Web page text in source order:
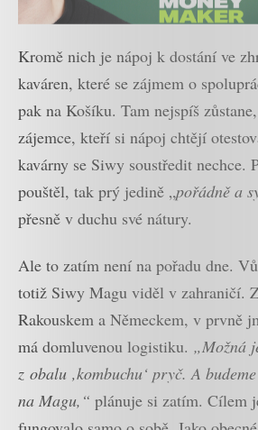
Kromě nich je nápoj k dostání ve
kaváren, které se zájmem o
pak na Košíku. Tam nejspíš
zájemce, kteří si nápoj chtějí
kavárny se Siwy soustředit nechce.
pouštěl, tak prý jedině „pořádně a
přesně v duchu své nátury.
Ale to zatím není na pořadu dne.
totiž Siwy Magu viděl v zahraničí.
Rakouskem a Německem, v prvně
má domluvenou logistiku. „Možná
z obalu ‚kombuchu‘ pryč. A
na Magu,“ plánuje si zatím. Cílem